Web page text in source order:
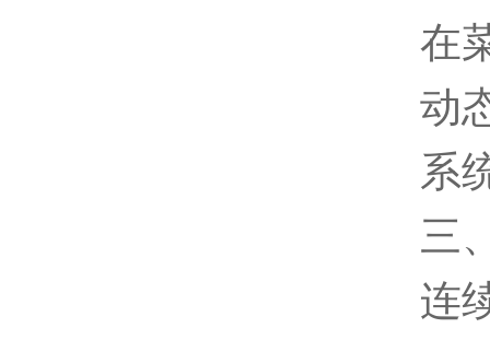
在
动
系
三
连